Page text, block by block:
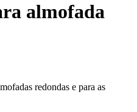
almofada
redondas e para as